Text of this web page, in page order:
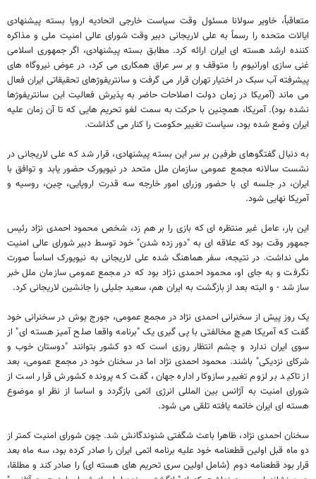
متعاقباً، خاویر سولانا مسئول وقت سیاست خارجی اتحادیه اروپا بسته پیشنهادی
ایالات متحده را رسماً به علی لاریجانی دبیر وقت شورای عالی امنیت ملی و مذاکره
کننده ارشد هسته ای ایران ارائه کرد. مطابق بسته پیشنهادی، اگر جمهوری اسلامی
غنی سازی اورانیوم را متوقف و بر سر عراق همکاری می کرد، در عوض نیروگاه های
پیشرفته آب سبک در اختیار تهران قرار می گرفت و سانتریفوژهای تحقیقاتی ایران فعال
می ماند (آمریکا در زمان دولت اصلاحات حاضر به پذیرش فعالیت این سانتریفوژها
نشده بود). آمریکا، همچنین با حرکت به سمت لغو تحریم هایی که تا آن زمان علیه
ایران وضع شده بود، سیاست تغییر حکومت را کنار می گذاشت.
به دنبال گفتگوهای طرفین بر سر این بسته پیشنهادی، قرار شد که علی لاریجانی در
نشست سالانه مجمع عمومی سازمان ملل متحد در نیویورک حضور یابد و توافق با
ایران، در جلسه ای با حضور وزرای امور خارجه سه قدرت اروپایی، چین، روسیه و
آمریکا نهایی شود.
این بار، عامل غیر منتظره ای که بازی را بر هم زد، شخص محمود احمدی نژاد رئیس
جمهور وقت بود که علاقه ای به "دور زده شدن" خود توسط دبیر شورای عالی امنیت
ملی نداشت. در نتیجه، سفر هماهنگ شده علی لاریجانی به نیویورک اساساً صورت
نگرفت و به جای او، محمود احمدی نژاد بود که در مجمع عمومی سازمان ملل خبر
ساز شد - و البته بعد از بازگشت به ایران هم، سعید جلیلی را جانشین لاریجانی کرد.
یک روز پیش از سخنرانی احمدی نژاد در مجمع عمومی، جورج بوش در سخنرانی خود
گفت که آمریکا هیچ مخالفتی با پی گیری یک "برنامه واقعا صلح آمیز هسته ای" از
سوی ایران ندارد و چشم انتظار روزی است که دو کشور بتوانند "دوستان خوب و
شرکای نزدیکی" باشند. محمود احمدی نژاد اما در سخنان خود در مجمع عمومی، بعد
از تاکید بر لزوم تغییر سازوکار اداره جهان، گفت که پرونده کشورش قرار است از
شورای امنیت به آژانس بین المللی انرژی اتمی بازگردد و اساسا از نظر او موضوع
هسته ای ایران خاتمه یافته تلقی می شود.
سخنان احمدی نژاد، ظاهرا باعث شگفتی شنوندگانش شد. چون شورای امنیت کمتر از
دو ماه قبل اولین قطعنامه خود علیه برنامه اتمی ایران را صادر کرده بود، سه ماه بعد
قرار بود قطعنامه دوم (شامل اولین سری تحریم های هسته ای) را صادر کند و مطلقا،